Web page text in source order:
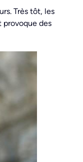
Très tôt, les
provoque des